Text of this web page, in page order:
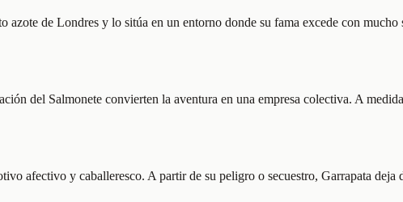
azote de Londres y lo sitúa en un entorno donde su fama excede con
del Salmonete convierten la aventura en una empresa colectiva. A
afectivo y caballeresco. A partir de su peligro o secuestro, Garrapata